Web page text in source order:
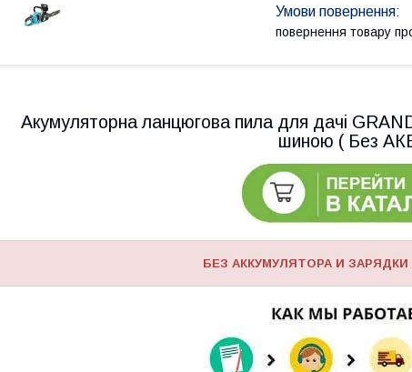
повернення товару
Акумуляторна ланцюгова пила для дачі
шиною ( Без
БЕЗ АККУМУЛЯТОРА И ЗАРЯДКИ